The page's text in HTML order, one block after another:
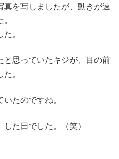
を写しましたが、動きが速
。
と思っていたキジが、目の前
。
たのですね。
た日でした。（笑）